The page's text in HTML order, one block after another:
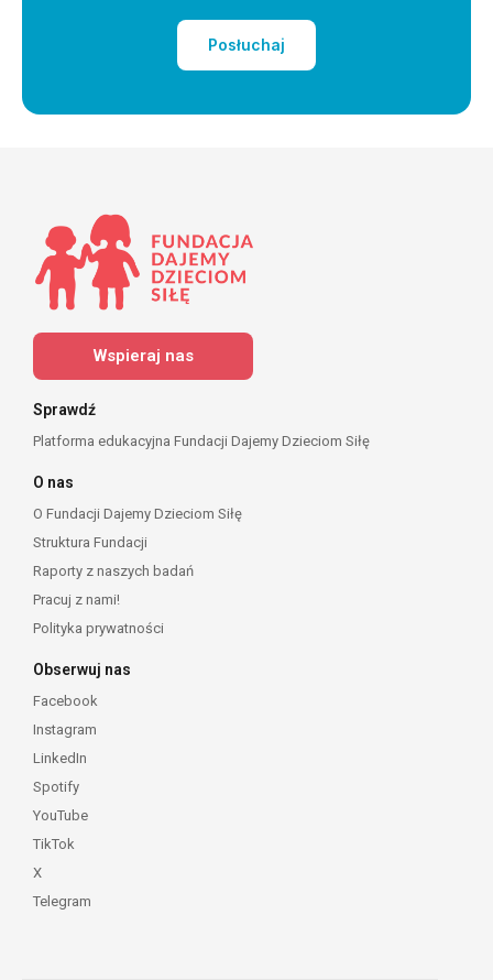
Posłuchaj
Wspieraj nas
Sprawdź
Platforma edukacyjna Fundacji Dajemy Dzieciom Siłę
O nas
O Fundacji Dajemy Dzieciom Siłę
Struktura Fundacji
Raporty z naszych badań
Pracuj z nami!
Polityka prywatności
Obserwuj nas
Facebook
Instagram
LinkedIn
Spotify
YouTube
TikTok
X
Telegram